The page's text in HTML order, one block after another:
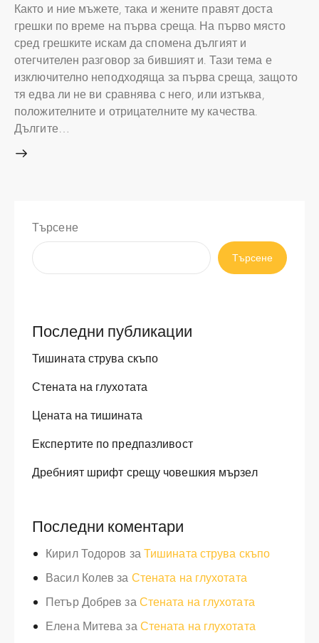
Както и ние мъжете, така и жените правят доста
грешки по време на първа среща. На първо място
сред грешките искам да спомена дългият и
отегчителен разговор за бившият и. Тази тема е
изключително неподходяща за първа среща, защото
тя едва ли не ви сравнява с него, или изтъква,
положителните и отрицателните му качества.
Дългите…
Търсене
Търсене
Последни публикации
Тишината струва скъпо
Стената на глухотата
Цената на тишината
Експертите по предпазливост
Дребният шрифт срещу човешкия мързел
Последни коментари
Кирил Тодоров за Тишината струва скъпо
Васил Колев за Стената на глухотата
Петър Добрев за Стената на глухотата
Елена Митева за Стената на глухотата